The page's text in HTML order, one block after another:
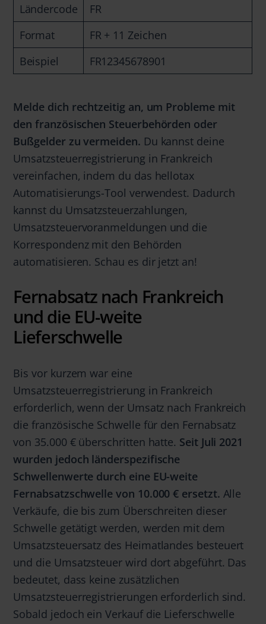
Ländercode
FR
Format
FR + 11 Zeichen
Beispiel
FR12345678901
Melde dich rechtzeitig an, um Probleme mit
den französischen Steuerbehörden oder
Bußgelder zu vermeiden. Du kannst deine
Umsatzsteuerregistrierung in Frankreich
vereinfachen, indem du das hellotax
Automatisierungs-Tool verwendest. Dadurch
kannst du Umsatzsteuerzahlungen,
Umsatzsteuervoranmeldungen und die
Korrespondenz mit den Behörden
automatisieren. Schau es dir jetzt an!
Fernabsatz nach Frankreich
und die EU-weite
Lieferschwelle
Bis vor kurzem war eine
Umsatzsteuerregistrierung in Frankreich
erforderlich, wenn der Umsatz nach Frankreich
die französische Schwelle für den Fernabsatz
von 35.000 € überschritten hatte. Seit Juli 2021
wurden jedoch länderspezifische
Schwellenwerte durch eine EU-weite
Fernabsatzschwelle von 10.000 € ersetzt. Alle
Verkäufe, die bis zum Überschreiten dieser
Schwelle getätigt werden, werden mit dem
Umsatzsteuersatz des Heimatlandes besteuert
und die Umsatzsteuer wird dort abgeführt. Das
bedeutet, dass keine zusätzlichen
Umsatzsteuerregistrierungen erforderlich sind.
Sobald jedoch ein Verkauf die Lieferschwelle